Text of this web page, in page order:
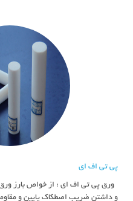
پی تی اف ای
ورق پی تی اف ای : از خواص بارز
و داشتن ضریب اصطکاک پایین و